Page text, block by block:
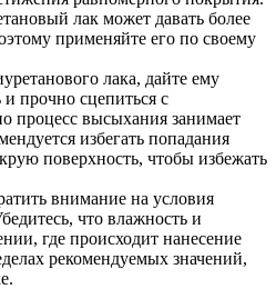
лак может давать более
применяйте его по своему
лака, дайте ему
прочно сцепиться с
процесс высыхания занимает
избегать попадания
поверхность, чтобы избежать
внимание на условия
что влажность и
где происходит нанесение
рекомендуемых значений,